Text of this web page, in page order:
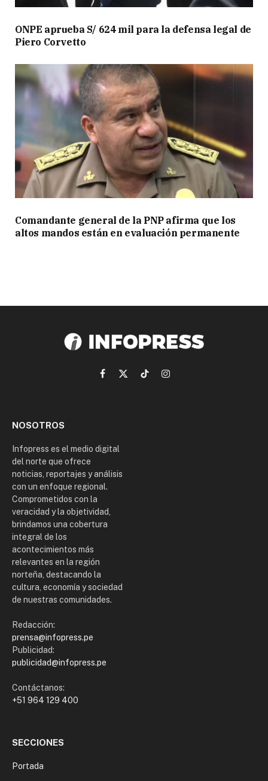
ONPE aprueba S/ 624 mil para la defensa legal de
Piero Corvetto
Comandante general de la PNP afirma que los
altos mandos están en evaluación permanente
Facebook
X
TikTokInstagram
NOSOTROS
Infopress es el medio digital
del norte que ofrece
noticias, reportajes y análisis
con un enfoque regional.
Comprometidos con la
veracidad y la objetividad,
brindamos una cobertura
integral de los
acontecimientos más
relevantes en la región
norteña, destacando la
cultura, economía y sociedad
de nuestras comunidades.
Redacción:
prensa@infopress.pe
Publicidad:
publicidad@infopress.pe
Contáctanos:
+51 964 129 400
SECCIONES
Portada